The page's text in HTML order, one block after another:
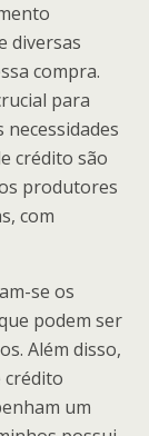
diversas
compra.
para
crédito são
produtores
com
se os
podem ser
Além disso,
crédito
um